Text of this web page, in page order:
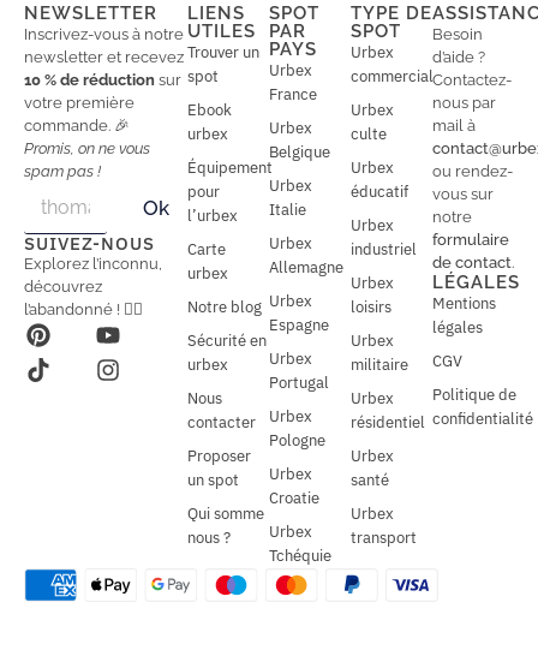
NEWSLETTER
Inscrivez-vous à notre
newsletter et recevez
10 % de réduction sur
votre première
commande. 🎉
Promis, on ne vous
spam pas !
a
i
l
a
i
l
*
Ok
SUIVEZ-NOUS
Explorez l’inconnu,
découvrez
l’abandonné ! 🕵️‍♂️
LIENS
UTILES
Trouver un
spot
Ebook
urbex
Équipement
pour
l’urbex
Carte
urbex
Notre blog
Sécurité en
urbex
Nous
contacter
Proposer
un spot
Qui somme
nous ?
SPOT
PAR
PAYS
Urbex
France
Urbex
Belgique
Urbex
Italie
Urbex
Allemagne
Urbex
Espagne
Urbex
Portugal
Urbex
Pologne
Urbex
Croatie
Urbex
Tchéquie
TYPE DE
SPOT
Urbex
commercial
Urbex
culte
Urbex
éducatif
Urbex
industriel
Urbex
loisirs
Urbex
militaire
Urbex
résidentiel
Urbex
santé
Urbex
transport
Besoin
d’aide ?
Contactez-
nous par
mail à
ou rendez-
vous sur
notre
formulaire
de contact.
LÉGALES
Mentions
légales
CGV
Politique de
confidentialité